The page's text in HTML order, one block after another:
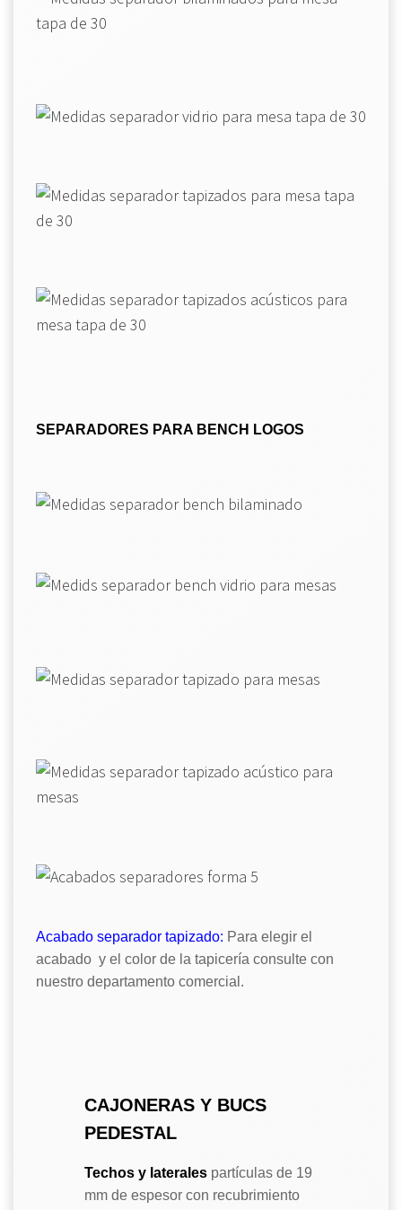
SEPARADORES PARA BENCH LOGOS
Acabado separador tapizado: Para elegir el
acabado y el color de la tapicería consulte con
nuestro departamento comercial.
CAJONERAS Y BUCS
PEDESTAL
Techos y laterales partículas de 19
mm de espesor con recubrimiento